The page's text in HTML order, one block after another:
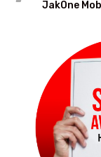
JakOne